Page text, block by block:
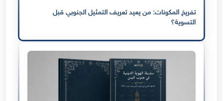
تفريخ المكونات: من يعيد تعريف التمثيل الجنوبي قبل
التسوية؟